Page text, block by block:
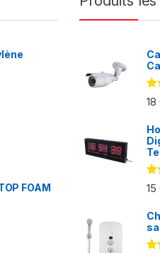
de prix : 1 000 CFA à 2 000 CFA
FOAM